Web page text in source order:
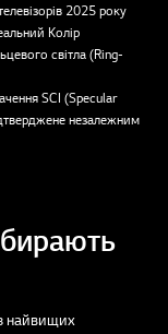
2025 року
Колір
світла (Ring-
SCI (Specular
незалежним
найвищих